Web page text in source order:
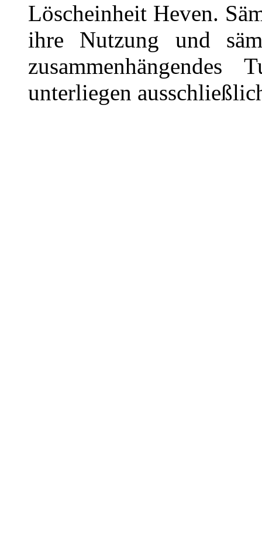
Löscheinheit Heven.
ihre Nutzung und
unterliegen